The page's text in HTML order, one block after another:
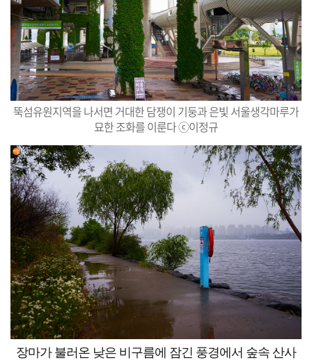
뚝섬유원지역을 나서면 거대한 담쟁이 기둥과 은빛 서울생각마루가
묘한 조화를 이룬다 ⓒ이정규
장마가 불러온 낮은 비구름에 잠긴 풍경에서 숲속 산사